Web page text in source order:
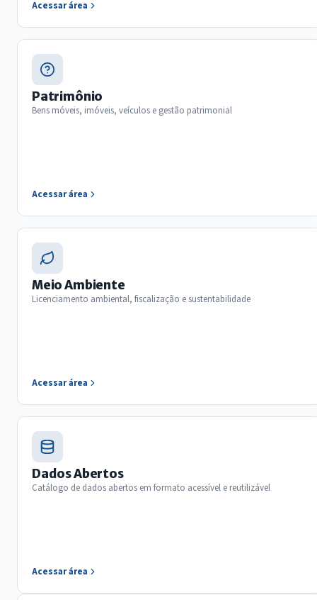
Acessar área
Patrimônio
Bens móveis, imóveis, veículos e gestão patrimonial
Acessar área
Meio Ambiente
Licenciamento ambiental, fiscalização e sustentabilidade
Acessar área
Dados Abertos
Catálogo de dados abertos em formato acessível e reutilizável
Acessar área